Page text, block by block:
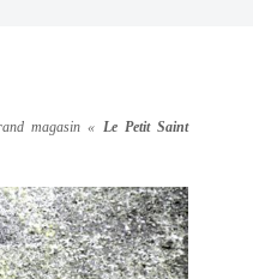
magasin « Le Petit Saint